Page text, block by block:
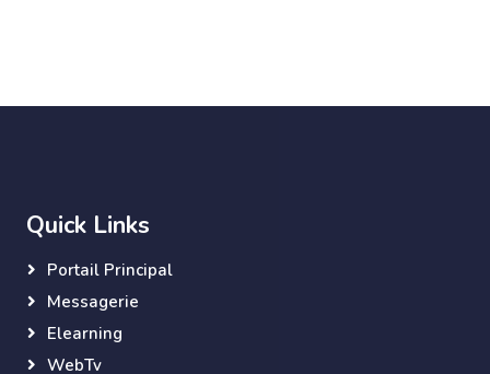
Quick Links
Portail Principal
Messagerie
Elearning
WebTv